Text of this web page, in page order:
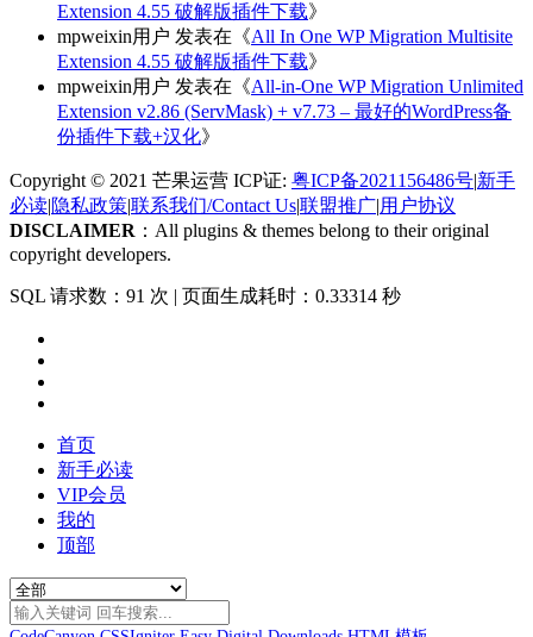
Extension 4.55 破解版插件下载》
mpweixin用户 发表在《All In One WP Migration Multisite
Extension 4.55 破解版插件下载》
mpweixin用户 发表在《All-in-One WP Migration Unlimited
Extension v2.86 (ServMask) + v7.73 – 最好的WordPress备
份插件下载+汉化》
Copyright © 2021 芒果运营 ICP证: 粤ICP备2021156486号|新手
必读|隐私政策|联系我们/Contact Us|联盟推广|用户协议
DISCLAIMER ：All plugins & themes belong to their original
copyright developers.
SQL 请求数：91 次 | 页面生成耗时：0.33314 秒
首页
新手必读
VIP会员
我的
顶部